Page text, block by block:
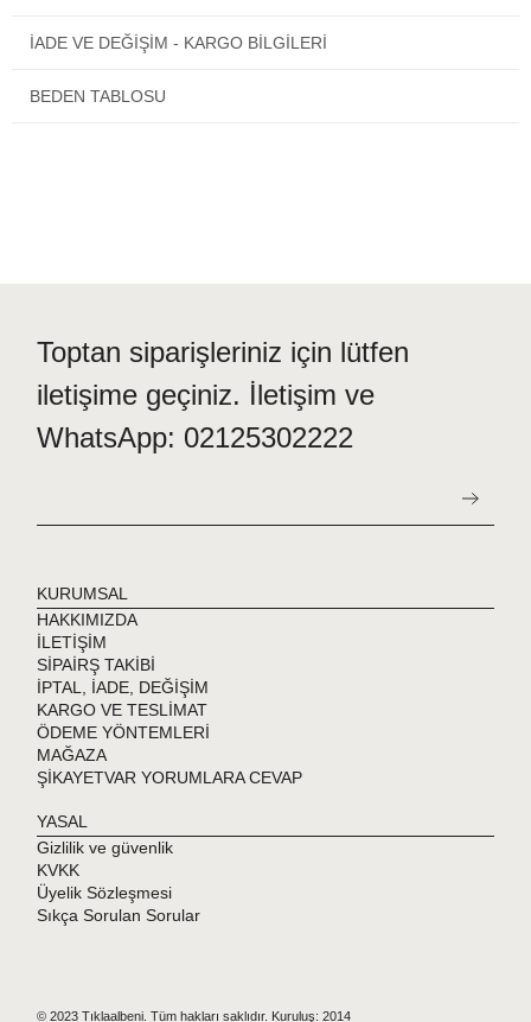
İADE VE DEĞİŞİM - KARGO BİLGİLERİ
BEDEN TABLOSU
Toptan siparişleriniz için lütfen
iletişime geçiniz. İletişim ve
WhatsApp: 02125302222
KURUMSAL
HAKKIMIZDA
İLETİŞİM
SİPAİRŞ TAKİBİ
İPTAL, İADE, DEĞİŞİM
KARGO VE TESLİMAT
ÖDEME YÖNTEMLERİ
MAĞAZA
ŞİKAYETVAR YORUMLARA CEVAP
YASAL
Gizlilik ve güvenlik
KVKK
Üyelik Sözleşmesi
Sıkça Sorulan Sorular
© 2023 Tıklaalbeni. Tüm hakları saklıdır. Kuruluş: 2014